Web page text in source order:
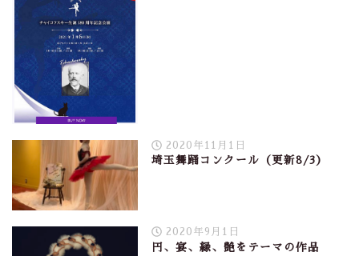
2020年11月1日
埼玉舞踊コンクール（更新8/3）
2020年9月1日
円、宴、縁、艶をテーマの作品